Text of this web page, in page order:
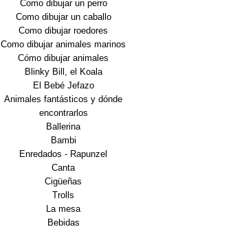
Como dibujar un perro
Como dibujar un caballo
Como dibujar roedores
Como dibujar animales marinos
Cómo dibujar animales
Blinky Bill, el Koala
El Bebé Jefazo
Animales fantásticos y dónde
encontrarlos
Ballerina
Bambi
Enredados - Rapunzel
Canta
Cigüeñas
Trolls
La mesa
Bebidas